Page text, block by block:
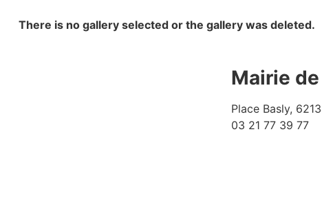
There is no gallery selected or the gallery was deleted.
Mairie
Place Basly,
03 21 77 39 77